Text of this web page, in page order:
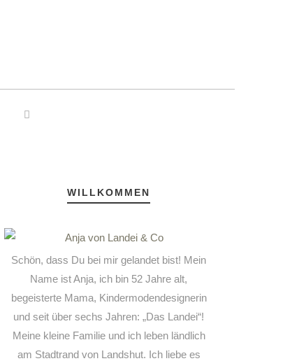
WILLKOMMEN
Schön, dass Du bei mir gelandet bist! Mein
Name ist Anja, ich bin 52 Jahre alt,
begeisterte Mama, Kindermodendesignerin
und seit über sechs Jahren: „Das Landei“!
Meine kleine Familie und ich leben ländlich
am Stadtrand von Landshut. Ich liebe es